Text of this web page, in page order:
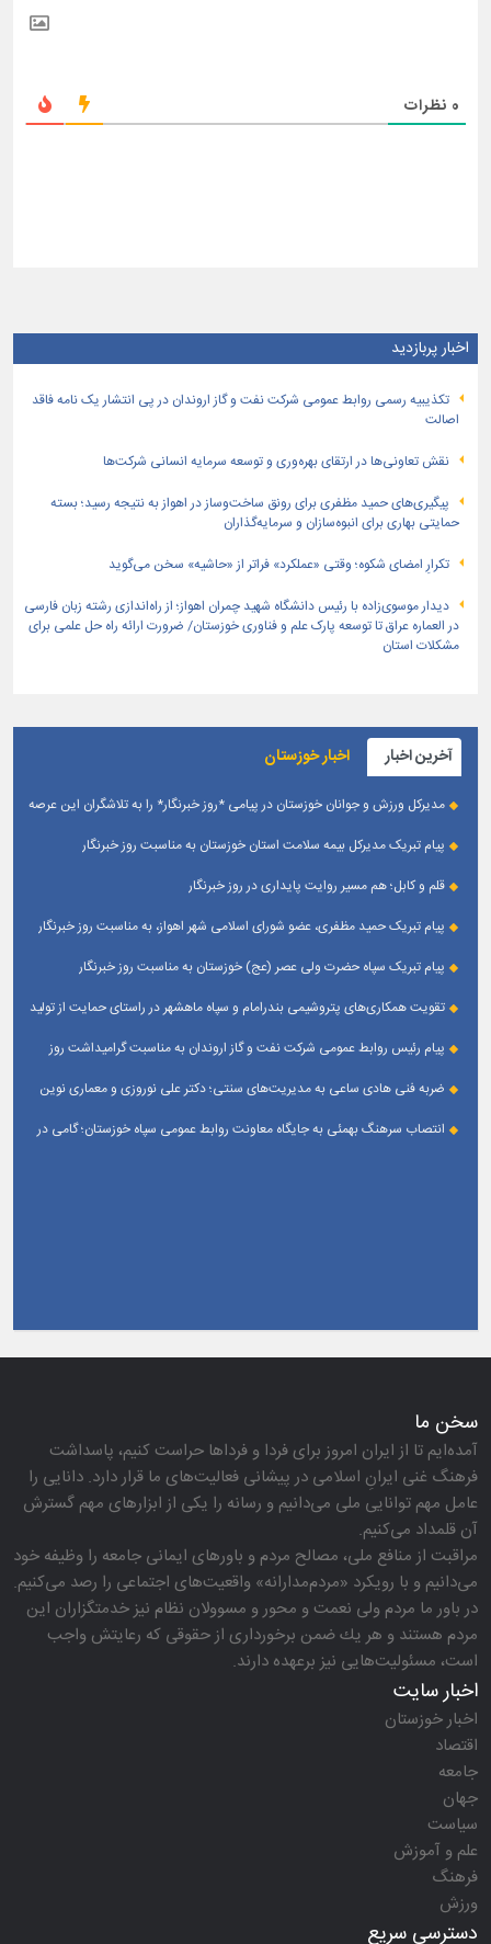
0 نظرات
اخبار پربازدید
تكذیبیه رسمی روابط عمومی شركت نفت و گاز اروندان در پی انتشار یک نامه فاقد
اصالت
نقش تعاونی‌ها در ارتقای بهره‌وری و توسعه سرمایه انسانی شرکت‌ها
پیگیری‌های حمید مظفری برای رونق ساخت‌وساز در اهواز به نتیجه رسید؛ بسته
حمایتی بهاری برای انبوه‌سازان و سرمایه‌گذاران
تکرارِ امضای شکوه؛ وقتی «عملکرد» فراتر از «حاشیه» سخن می‌گوید
دیدار موسوی‌زاده با رئیس دانشگاه شهید چمران اهواز؛ از راه‌اندازی رشته زبان فارسی
در العماره عراق تا توسعه پارک علم و فناوری خوزستان/ ضرورت ارائه راه حل علمی برای
مشکلات استان
آخرین اخبار اخبار خوزستان
مدیرکل ورزش و جوانان خوزستان در پیامی *روز خبرنگار* را به تلاشگران این عرصه
پیام تبریک مدیرکل بیمه سلامت استان خوزستان به مناسبت روز خبرنگار
قلم و کابل؛ هم مسیر روایت پایداری در روز خبرنگار
پیام تبریک حمید مظفری، عضو شورای اسلامی شهر اهواز، به مناسبت روز خبرنگار
پیام تبریک سپاه حضرت ولی عصر (عج) خوزستان به مناسبت روز خبرنگار
تقویت همکاری‌های پتروشیمی بندرامام و سپاه ماهشهر در راستای حمایت از تولید
پیام رئیس روابط عمومی شركت نفت و گاز اروندان به مناسبت گرامیداشت روز
ضربه فنی هادی ساعی به مدیریت‌های سنتی؛ دکتر علی نوروزی و معماری نوین
انتصاب سرهنگ بهمئی به جایگاه معاونت روابط عمومی سپاه خوزستان؛ گامی در
سخن ما
آمده‌ایم تا از ایران امروز برای فردا و فرداها حراست كنیم، پاسداشت
فرهنگ غنی ایرانِ اسلامی در پیشانی فعالیت‌های ما قرار دارد. دانایی را
عامل مهم توانایی ملی می‌دانیم و رسانه را یكی از ابزارهای مهم گسترش
آن قلمداد می‌كنیم.
مراقبت از منافع ملی، مصالح مردم و باورهای ایمانی جامعه را وظیفه خود
می‌دانیم و با رویكرد «مردم‌مدارانه‌» واقعیت‌های اجتماعی را رصد می‌كنیم.
در باور ما مردم ولی نعمت و محور و مسوولان نظام نیز خدمتگزاران این
مردم هستند و هر یك ضمن برخورداری از حقوقی كه رعایتش واجب
است، مسئولیت‌هایی نیز برعهده دارند.
اخبار سایت
اخبار خوزستان
اقتصاد
جامعه
جهان
سیاست
علم و آموزش
فرهنگ
ورزش
دسترسی سریع